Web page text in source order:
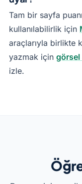
Tam bir sayfa
kullanılabilirlik için
araçlarıyla birlikte
yazmak için görsel
izle.